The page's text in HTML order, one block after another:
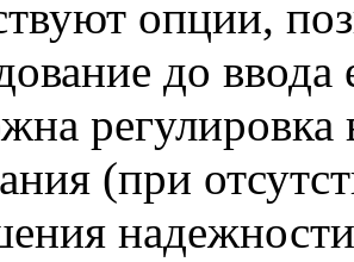
опции,
до ввода
(при